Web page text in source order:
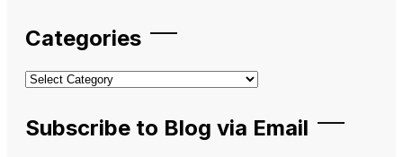
Categories
Categories
Subscribe to Blog via Email